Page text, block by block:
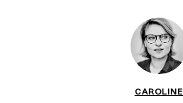
CAROLINE